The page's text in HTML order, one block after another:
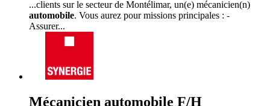
...clients sur le secteur de Montélimar, un(e) mécanicien(n)
automobile. Vous aurez pour missions principales : -
Assurer...
Mécanicien automobile F/H